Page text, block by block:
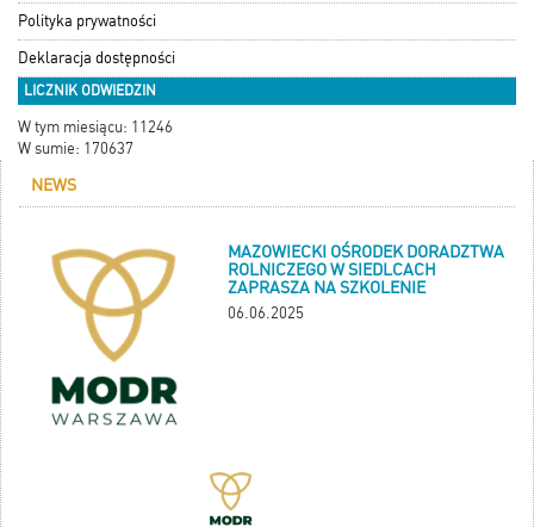
Polityka prywatności
Deklaracja dostępności
LICZNIK ODWIEDZIN
W tym miesiącu: 11246
W sumie: 170637
NEWS
MAZOWIECKI OŚRODEK DORADZTWA
ROLNICZEGO W SIEDLCACH
ZAPRASZA NA SZKOLENIE
06.06.2025